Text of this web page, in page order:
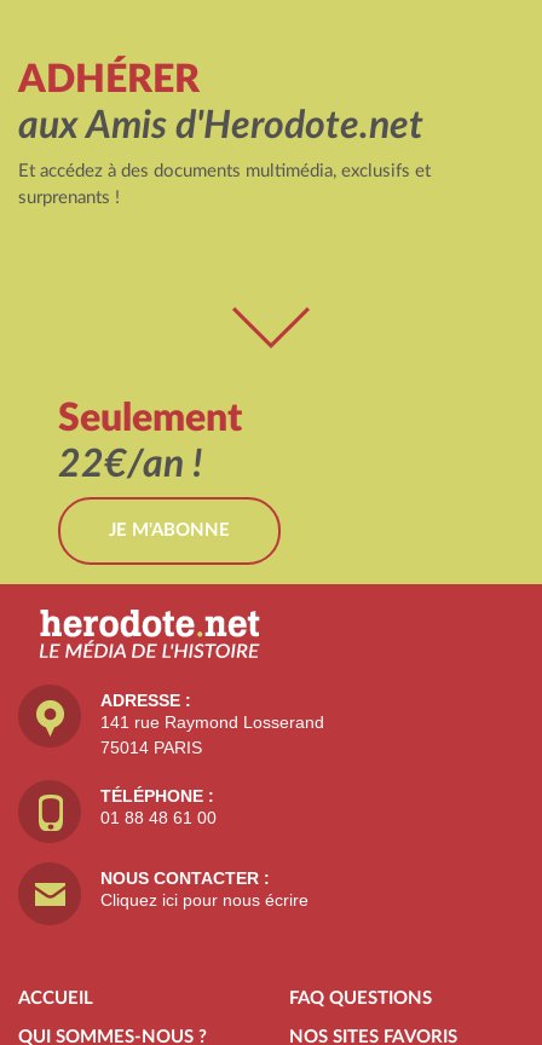
ADHÉRER
aux Amis d'Herodote.net
Et accédez à des documents multimédia, exclusifs et
surprenants !
Seulement
22€/an !
JE M'ABONNE
ADRESSE :
141 rue Raymond Losserand
75014 PARIS
TÉLÉPHONE :
01 88 48 61 00
NOUS CONTACTER :
Cliquez ici pour nous écrire
ACCUEIL
QUI SOMMES-NOUS ?
FAQ QUESTIONS
NOS SITES FAVORIS